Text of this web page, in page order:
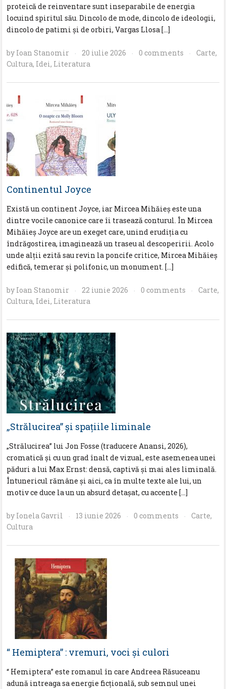
proteică de reinventare sunt inseparabile de energia
locuind spiritul său. Dincolo de mode, dincolo de ideologii,
dincolo de patimi şi de orbiri, Vargas Llosa […]
by Ioan Stanomir · 20 iulie 2026 · 0 comments · Carte,
Cultura, Idei, Literatura
Continentul Joyce
Există un continent Joyce, iar Mircea Mihăieş este una
dintre vocile canonice care îi trasează conturul. În Mircea
Mihăieş Joyce are un exeget care, unind erudiţia cu
îndrăgostirea, imaginează un traseu al descoperirii. Acolo
unde alţii ezită sau revin la poncife critice, Mircea Mihăieş
edifică, temerar şi polifonic, un monument. […]
by Ioan Stanomir · 22 iunie 2026 · 0 comments · Carte,
Cultura, Idei, Literatura
„Strălucirea” şi spaţiile liminale
„Strălucirea” lui Jon Fosse (traducere Anansi, 2026),
cromatică și cu un grad înalt de vizual, este asemenea unei
păduri a lui Max Ernst: densă, captivă și mai ales liminală.
Întunericul rămâne și aici, ca în multe texte ale lui, un
motiv ce duce la un un absurd detaşat, cu accente […]
by Ionela Gavril · 13 iunie 2026 · 0 comments · Carte,
Cultura
“ Hemiptera” : vremuri, voci şi culori
“ Hemiptera” este romanul în care Andreea Răsuceanu
adună intreaga sa energie ficţională, sub semnul unei